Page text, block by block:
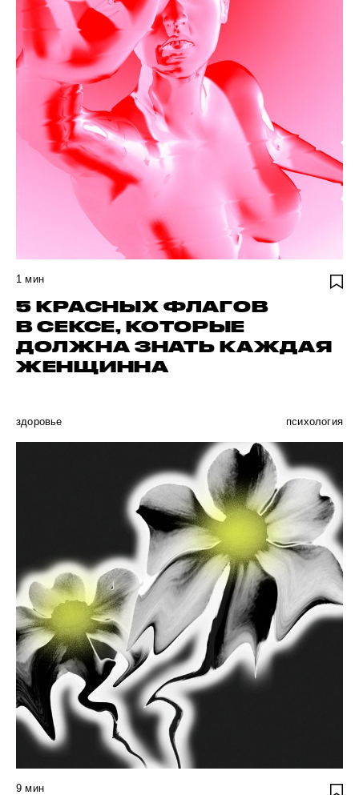
1 мин
5 КРАСНЫХ ФЛАГОВ
В СЕКСЕ, КОТОРЫЕ
ДОЛЖНА ЗНАТЬ КАЖДАЯ
ЖЕНЩИННА
здоровье психология
9 мин